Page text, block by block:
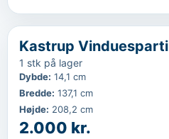
‹
Kastrup Vinduesparti
1 stk på lager
Dybde: 14,1 cm
Bredde: 137,1 cm
Højde: 208,2 cm
2.000 kr.